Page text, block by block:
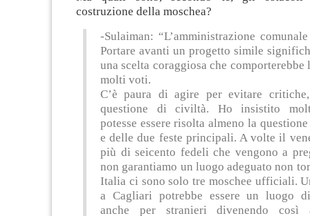
costruzione della moschea?
-Sulaiman: “L’amministrazione
Portare avanti un progetto simile
una scelta coraggiosa che comporterebbe
molti voti.
C’è paura di agire per evitare
questione di civiltà. Ho insistito
potesse essere risolta almeno la
e delle due feste principali. A volte il
più di seicento fedeli che vengono a
non garantiamo un luogo adeguato non
Italia ci sono solo tre moschee ufficiali.
a Cagliari potrebbe essere un luogo
anche per stranieri divenendo così